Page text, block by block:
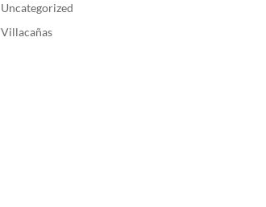
Uncategorized
Villacañas